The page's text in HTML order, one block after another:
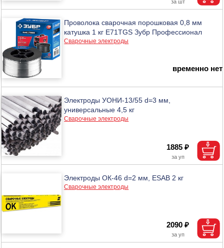
Проволока сварочная порошковая 0,8 мм
катушка 1 кг E71TGS Зубр Профессионал
Сварочные электроды
временно нет
Электроды УОНИ-13/55 d=3 мм,
универсальные 4,5 кг
Сварочные электроды
1885 ₽
Электроды ОК-46 d=2 мм, ESAB 2 кг
Сварочные электроды
2090 ₽